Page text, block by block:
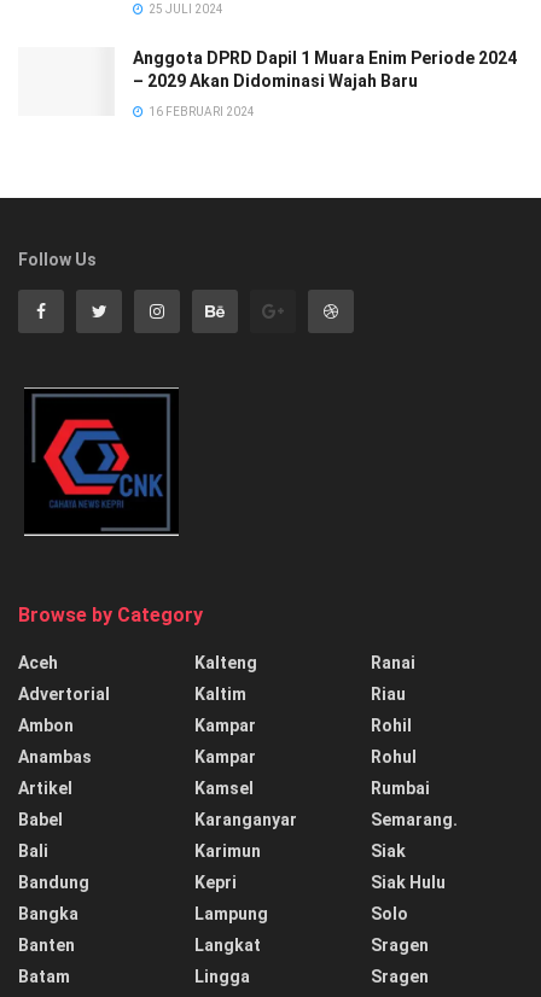
25 JULI 2024
Anggota DPRD Dapil 1 Muara Enim Periode 2024
– 2029 Akan Didominasi Wajah Baru
16 FEBRUARI 2024
Follow Us
Browse by Category
Aceh
Advertorial
Ambon
Anambas
Artikel
Babel
Bali
Bandung
Bangka
Banten
Batam
Kalteng
Kaltim
Kampar
Kampar
Kamsel
Karanganyar
Karimun
Kepri
Lampung
Langkat
Lingga
Ranai
Riau
Rohil
Rohul
Rumbai
Semarang.
Siak
Siak Hulu
Solo
Sragen
Sragen